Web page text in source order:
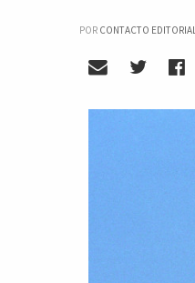
POR CONTACTO EDITORIAL